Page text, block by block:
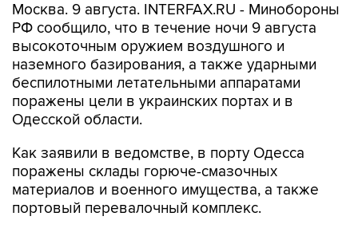
Москва. 9 августа. INTERFAX.RU - Минобороны
РФ сообщило, что в течение ночи 9 августа
высокоточным оружием воздушного и
наземного базирования, а также ударными
беспилотными летательными аппаратами
поражены цели в украинских портах и в
Одесской области.
Как заявили в ведомстве, в порту Одесса
поражены склады горюче-смазочных
материалов и военного имущества, а также
портовый перевалочный комплекс.